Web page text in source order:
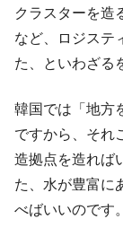
Fact1
日本
だった選手とは
甲子園
ている意外な選
Fact1 セレク
クラスターを造
など、ロジステ
た、といわざる
韓国では「地
ですから、それ
造拠点を造れば
た、水が豊富に
べばいいのです。